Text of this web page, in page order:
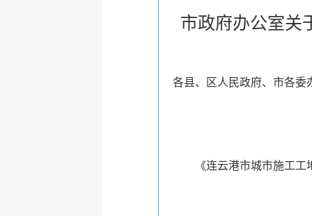
市政府办公室关
各县、区人民政府、市各委
《连云港市城市施工工地